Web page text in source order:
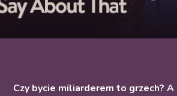
Czy bycie miliarderem to grzech? A